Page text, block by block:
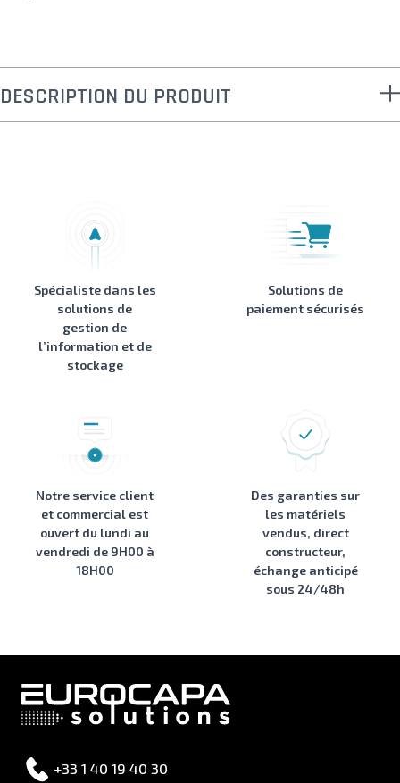
DESCRIPTION DU PRODUIT
Spécialiste dans les
solutions de
gestion de
l’information et de
stockage
Solutions de
paiement sécurisés
Notre service client
et commercial est
ouvert du lundi au
vendredi de 9H00 à
18H00
Des garanties sur
les matériels
vendus, direct
constructeur,
échange anticipé
sous 24/48h
+33 1 40 19 40 30